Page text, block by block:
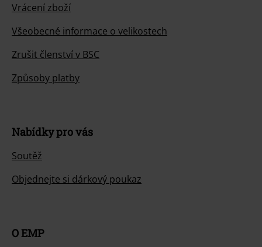
Vrácení zboží
Všeobecné informace o velikostech
Zrušit členství v BSC
Způsoby platby
Nabídky pro vás
Soutěž
Objednejte si dárkový poukaz
O EMP